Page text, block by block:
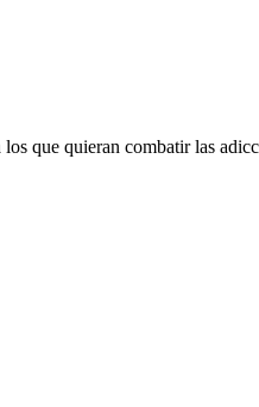
que quieran combatir las